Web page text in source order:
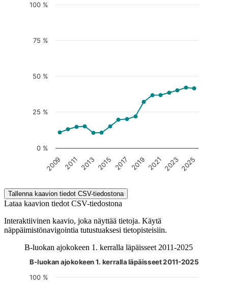
2009 2011 2013 2015 2017 2019 2021 2023 2025
0 %
25 %
50 %
75 %
100 %
Tallenna kaavion tiedot CSV-tiedostona
Lataa kaavion tiedot CSV-tiedostona
Interaktiivinen kaavio, joka näyttää tietoja. Käytä
näppäimistönavigointia tutustuaksesi tietopisteisiin.
B-luokan ajokokeen 1. kerralla läpäisseet 2011-2025
Kuvaaja on interaktiivinen. Siirry kuvaajaan sarkaimella ja
B-luokan ajokokeen 1. kerralla läpäisseet 2011-2025
100 %